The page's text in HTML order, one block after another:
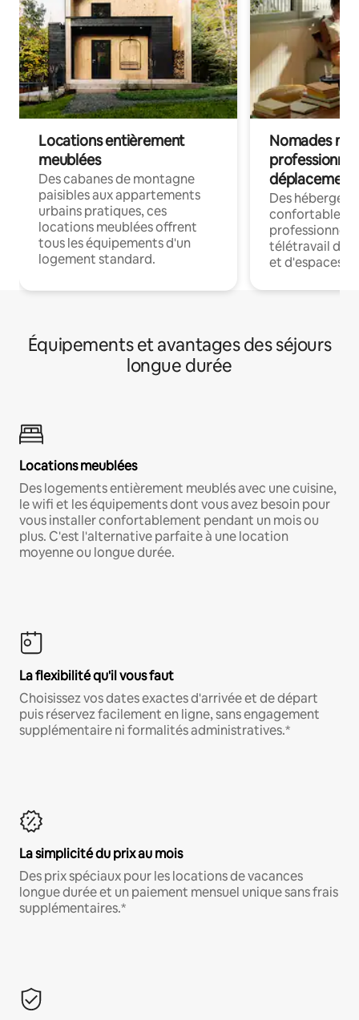
Locations entièrement
meublées
Des cabanes de montagne
paisibles aux appartements
urbains pratiques, ces
locations meublées offrent
tous les équipements d'un
logement standard.
Nomades
déplacement
Des
confortables
professionnels
télétravail
et d'espaces
Équipements et avantages des séjours
longue durée
Locations meublées
Des logements entièrement meublés avec une cuisine,
le wifi et les équipements dont vous avez besoin pour
vous installer confortablement pendant un mois ou
plus. C'est l'alternative parfaite à une location
moyenne ou longue durée.
La flexibilité qu'il vous faut
Choisissez vos dates exactes d'arrivée et de départ
puis réservez facilement en ligne, sans engagement
supplémentaire ni formalités administratives.*
La simplicité du prix au mois
Des prix spéciaux pour les locations de vacances
longue durée et un paiement mensuel unique sans frais
supplémentaires.*